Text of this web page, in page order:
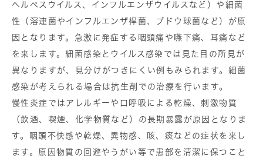
ヘルペスウイルス、インフルエンザウイルスなど）や細菌
性（溶連菌やインフルエンザ桿菌、ブドウ球菌など）が原
因となります。急激に発症する咽頭痛や嚥下痛、耳痛など
を来します。細菌感染とウイルス感染では見た目の所見が
異なりますが、見分けがつきにくい例もみられます。細菌
感染が考えられる場合は抗生剤での治療を行います。
慢性炎症ではアレルギーや口呼吸による乾燥、刺激物質
（飲酒、喫煙、化学物質など）の長期暴露が原因となりま
す。咽頭不快感や乾燥、異物感、咳、痰などの症状を来し
ます。原因物質の回避やうがい等で患部を清潔に保つこと